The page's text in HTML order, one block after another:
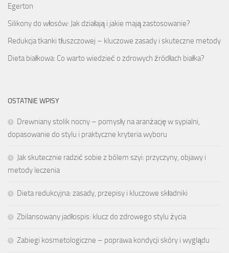
Egerton
Silikony do włosów: Jak działają i jakie mają zastosowanie?
Redukcja tkanki tłuszczowej – kluczowe zasady i skuteczne metody
Dieta białkowa: Co warto wiedzieć o zdrowych źródłach białka?
OSTATNIE WPISY
Drewniany stolik nocny – pomysły na aranżację w sypialni,
dopasowanie do stylu i praktyczne kryteria wyboru
Jak skutecznie radzić sobie z bólem szyi: przyczyny, objawy i
metody leczenia
Dieta redukcyjna: zasady, przepisy i kluczowe składniki
Zbilansowany jadłospis: klucz do zdrowego stylu życia
Zabiegi kosmetologiczne – poprawa kondycji skóry i wyglądu